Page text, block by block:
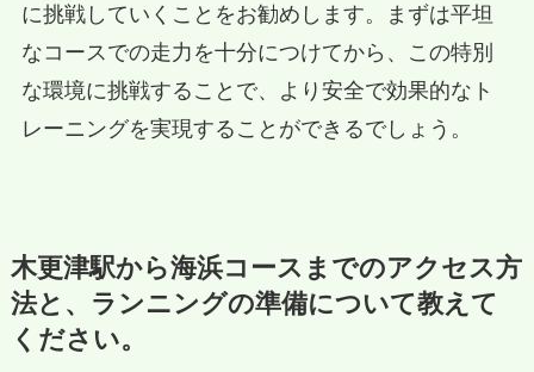
に挑戦していくことをお勧めします。まずは平坦
なコースでの走力を十分につけてから、この特別
な環境に挑戦することで、より安全で効果的なト
レーニングを実現することができるでしょう。
木更津駅から海浜コースまでのアクセス方
法と、ランニングの準備について教えて
ください。